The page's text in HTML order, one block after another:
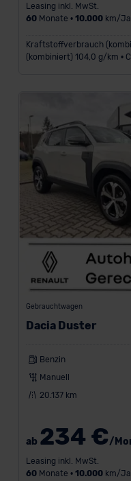
r
e
b
t
e
t
M
a
r
e
n
e
Leasing inkl. MwSt.
60Monate • 10.000km/
Kraftstoffverbrauch
(kombiniert) 104,0 g/km •
Gebrauchtwagen
Dacia Duster
Benzin
Manuell
20.137 km
ab 234 €/
Leasing inkl. MwSt.
60Monate • 10.000km/